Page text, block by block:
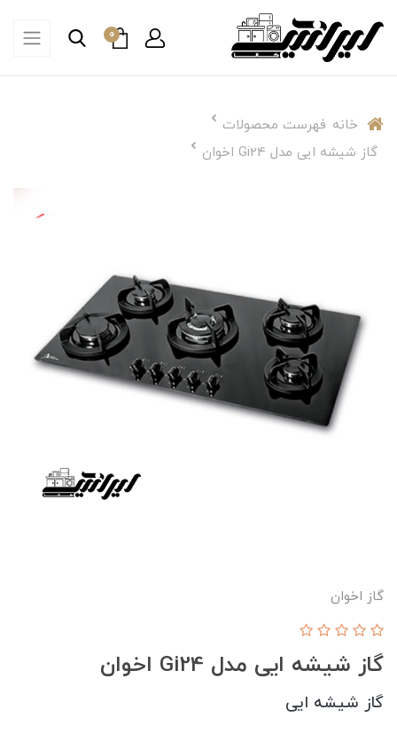
0
خانه فهرست محصولات
گاز شیشه ایی مدل Gi24 اخوان
گاز اخوان
گاز شیشه ایی مدل Gi24 اخوان
گاز شیشه ایی